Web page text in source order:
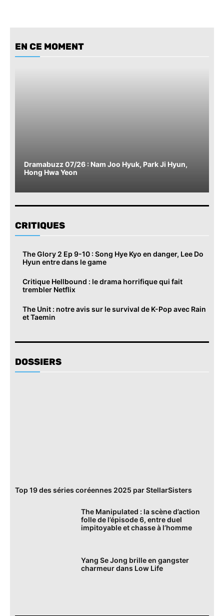
EN CE MOMENT
Dramabuzz 07/26 : Nam Joo Hyuk, Park Ji Hyun,
Hong Hwa Yeon
CRITIQUES
The Glory 2 Ep 9-10 : Song Hye Kyo en danger, Lee Do
Hyun entre dans le game
Critique Hellbound : le drama horrifique qui fait
trembler Netflix
The Unit : notre avis sur le survival de K-Pop avec Rain
et Taemin
DOSSIERS
Top 19 des séries coréennes 2025 par StellarSisters
The Manipulated : la scène d’action
folle de l’épisode 6, entre duel
impitoyable et chasse à l’homme
Yang Se Jong brille en gangster
charmeur dans Low Life